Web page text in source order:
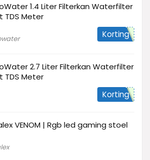
1.4 Liter Filterkan Waterfilter
TDS Meter
Korting
2.7 Liter Filterkan Waterfilter
TDS Meter
Korting
VENOM | Rgb led gaming stoel